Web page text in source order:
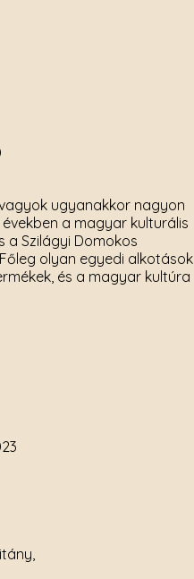
ugyanakkor nagyon
a magyar kulturális
a Szilágyi Domokos
olyan egyedi alkotások
és a magyar kultúra